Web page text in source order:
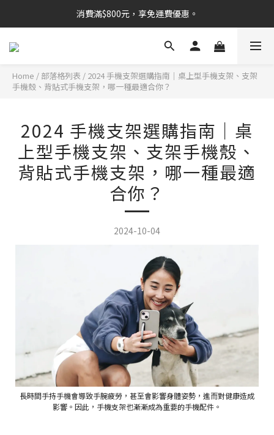
消費滿$800元，享免運費優惠。
Home / 部落格列表 / 2024 手機支架選購指南｜桌上型手機支架、支架
手機殼、背貼式手機支架，哪一種最適合你？
2024 手機支架選購指南｜桌
上型手機支架、支架手機殼、
背貼式手機支架，哪一種最適
合你？
2024-10-04
長時間手持手機會導致手腕疲勞，甚至會影響身體姿勢，進而對健康造成
影響。因此，手機支架也漸漸成為重要的手機配件。